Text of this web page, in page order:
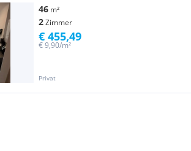
46 m²
2Zimmer
Privat
€ 9,90/m²
€ 455,49